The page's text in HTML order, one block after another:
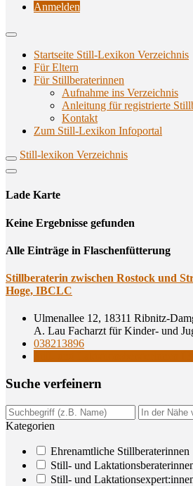
Anmelden
Startseite Still-Lexikon Verzeichnis
Für Eltern
Für Stillberaterinnen
Aufnahme ins Verzeichnis
Anlei­tung für regis­trier­te
Kon­takt
Zum Still-Lexikon Infoportal
Still-lexikon Verzeichnis
Lade Karte
Кeine Ergebnisse gefunden
Alle Einträge in Flaschenfütterung
Still­be­ra­te­rin zwi­schen Ros­tock und
Hoge, IBCLC
Ulmenallee 12, 18311 Ribnitz-
A. Lau Facharzt für Kinder- und
038213896
Suche ver­fei­nern
Kategorien
Ehrenamtliche Stillberaterinnen
Still- und
Still- und